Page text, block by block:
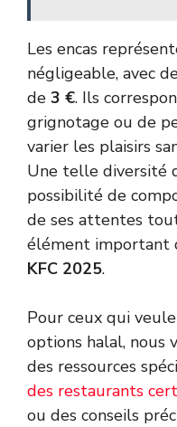
Les encas
négligeable, avec
de 3 €. Ils
grignotage ou de
varier les plaisirs
Une telle diversité
possibilité de
de ses attentes
élément important
KFC 2025.
Pour ceux qui
options halal, nous
des ressources
des restaurants
ou des conseils